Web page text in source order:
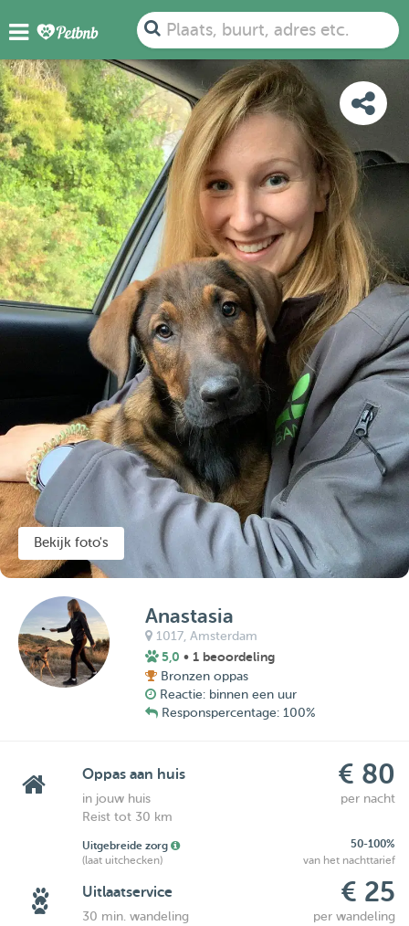
Plaats, buurt, adres etc.
FOTO'S BEOORDELINGEN KAART
Bekijk foto's
Anastasia
1017,Amsterdam
5,0 • 1 beoordeling
Bronzen oppas
Reactie: binnen een uur
Responspercentage: 100%
Oppas aan huis € 80
in jouw huis
per nacht
Reist tot 30 km
Uitgebreide zorg
50-100%
(laat uitchecken)
van het nachttarief
Uitlaatservice € 25
30 min. wandeling
per wandeling